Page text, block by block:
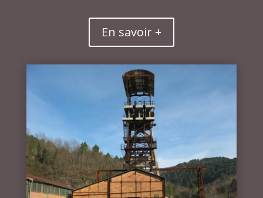
En savoir +